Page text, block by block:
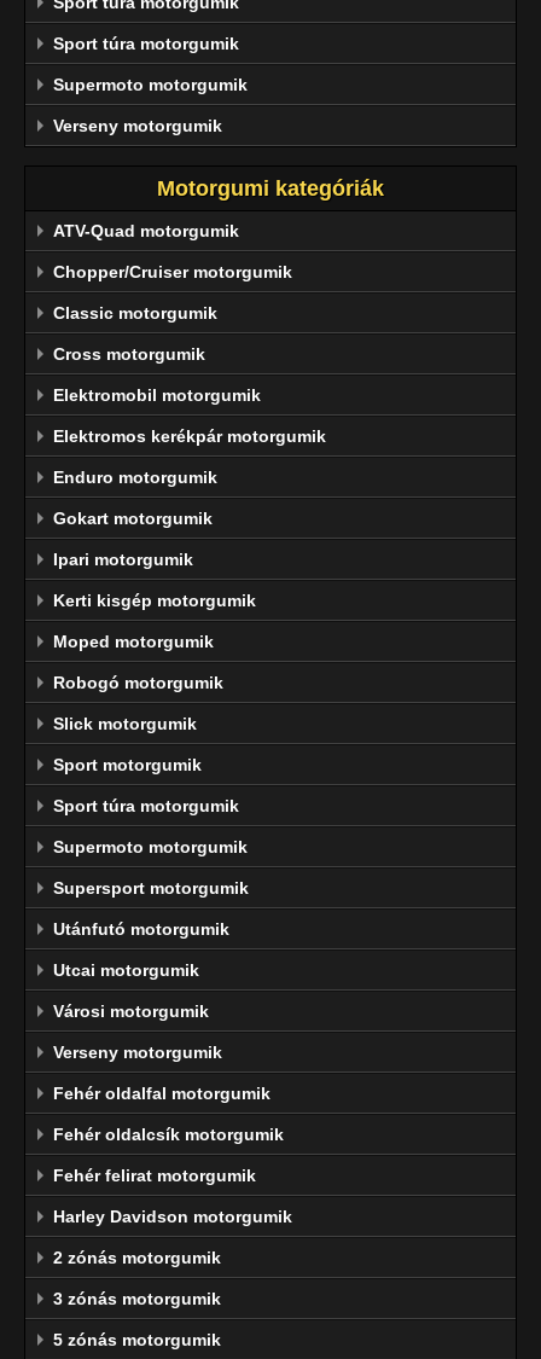
Sport túra motorgumik
Supermoto motorgumik
Verseny motorgumik
Motorgumi kategóriák
ATV-Quad motorgumik
Chopper/Cruiser motorgumik
Classic motorgumik
Cross motorgumik
Elektromobil motorgumik
Elektromos kerékpár motorgumik
Enduro motorgumik
Gokart motorgumik
Ipari motorgumik
Kerti kisgép motorgumik
Moped motorgumik
Robogó motorgumik
Slick motorgumik
Sport motorgumik
Sport túra motorgumik
Supermoto motorgumik
Supersport motorgumik
Utánfutó motorgumik
Utcai motorgumik
Városi motorgumik
Verseny motorgumik
Fehér oldalfal motorgumik
Fehér oldalcsík motorgumik
Fehér felirat motorgumik
Harley Davidson motorgumik
2 zónás motorgumik
3 zónás motorgumik
5 zónás motorgumik